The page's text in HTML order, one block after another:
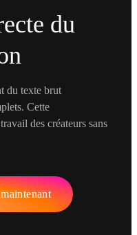
du
du texte brut
Cette
des créateurs sans